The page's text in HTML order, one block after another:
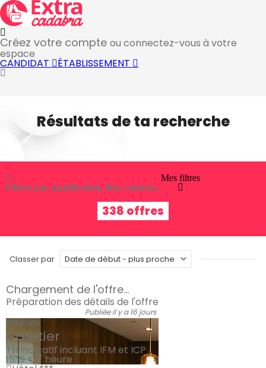
Créez votre compte ou connectez-vous à votre
espace
CANDIDAT ÉTABLISSEMENT
Résultats de ta recherche
Filtrez par qualification, lieu, contrat...
Mes filtres
338 offres
Classer par
Chargement de l'offre...
Préparation des détails de l'offre
Publiée il y a 16 jours
Intérim
Cafetier
TH indicatif incluant IFM et ICP
15.19 € / heure